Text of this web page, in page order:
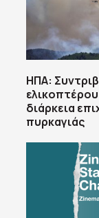
ΗΠΑ:
διάρκεια
πυρκαγιάς